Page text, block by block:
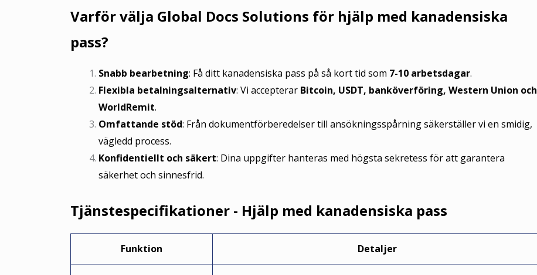
Varför välja Global Docs Solutions för hjälp med kanadensiska
pass?
Snabb bearbetning: Få ditt kanadensiska pass på så kort tid som 7-10 arbetsdagar.
Flexibla betalningsalternativ: Vi accepterar Bitcoin, USDT, banköverföring, Western Union och
WorldRemit.
Omfattande stöd: Från dokumentförberedelser till ansökningsspårning säkerställer vi en smidig,
vägledd process.
Konfidentiellt och säkert: Dina uppgifter hanteras med högsta sekretess för att garantera
säkerhet och sinnesfrid.
Tjänstespecifikationer - Hjälp med kanadensiska pass
Funktion Detaljer